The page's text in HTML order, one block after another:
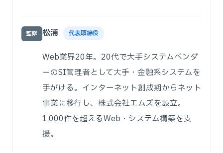
監修 松浦 代表取締役
Web業界20年。20代で大手システムベンダ
ーのSI管理者として大手・金融系システムを
手がける。インターネット創成期からネット
事業に移行し、株式会社エムズを設立。
1,000件を超えるWeb・システム構築を支
援。